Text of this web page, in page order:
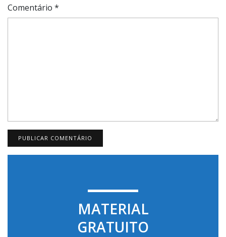
Comentário *
MATERIAL
GRATUITO